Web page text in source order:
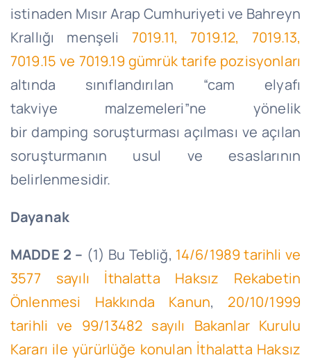
istinaden Mısır Arap Cumhuriyeti ve Bahreyn
Krallığı menşeli 7019.11, 7019.12, 7019.13,
7019.15 ve 7019.19 gümrük tarife pozisyonları
altında sınıflandırılan “cam elyafı
takviye malzemeleri”ne yönelik
birdamping soruşturması açılması ve açılan
soruşturmanın usul ve esaslarının
belirlenmesidir.
Dayanak
MADDE 2 – (1) Bu Tebliğ, 14/6/1989 tarihli ve
3577 sayılı İthalatta Haksız Rekabetin
Önlenmesi Hakkında Kanun, 20/10/1999
tarihli ve 99/13482 sayılı Bakanlar Kurulu
Kararı ile yürürlüğe konulan İthalatta Haksız